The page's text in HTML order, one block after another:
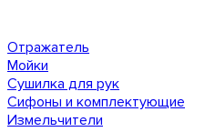
Отражатель
Мойки
Сушилка для рук
Сифоны и комплектующие
Измельчители